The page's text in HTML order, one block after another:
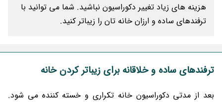
هزینه های زیاد تغییر دکوراسیون نباشید. شما می توانید با
ترفندهای ساده و ارزان خانه تان را زیباتر کنید.
ترفندهای ساده و خلاقانه برای زیباتر کردن خانه
بعد از مدتی دکوراسیون خانه تکراری و خسته کننده می شود.